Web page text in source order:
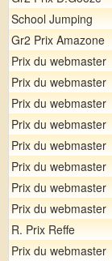
School Jumping
Gr2 Prix Amazone
Prix du webmaster
Prix du webmaster
Prix du webmaster
Prix du webmaster
Prix du webmaster
Prix du webmaster
Prix du webmaster
Prix du webmaster
R. Prix Reffe
Prix du webmaster